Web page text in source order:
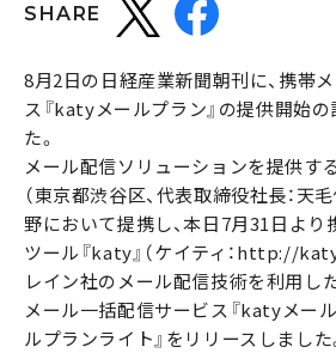
SHARE
8月2日の日経産業新聞朝刊に、携帯
ス『katyメールプラン』の提供開始
た。
メール配信ソリューションを提供す
（東京都渋谷区、代表取締役社長：天
野において提携し、本日7月31日より
ツール『katy』（ケイティ：http://
レイン社のメール配信技術を利用し
メール一括配信サービス『katyメー
ルプランライト』をリリースしまし